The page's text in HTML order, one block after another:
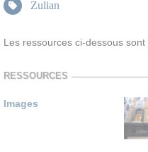
Zulian
Les ressources ci-dessous
RESSOURCES
Images